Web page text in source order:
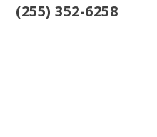
(255) 352-6258